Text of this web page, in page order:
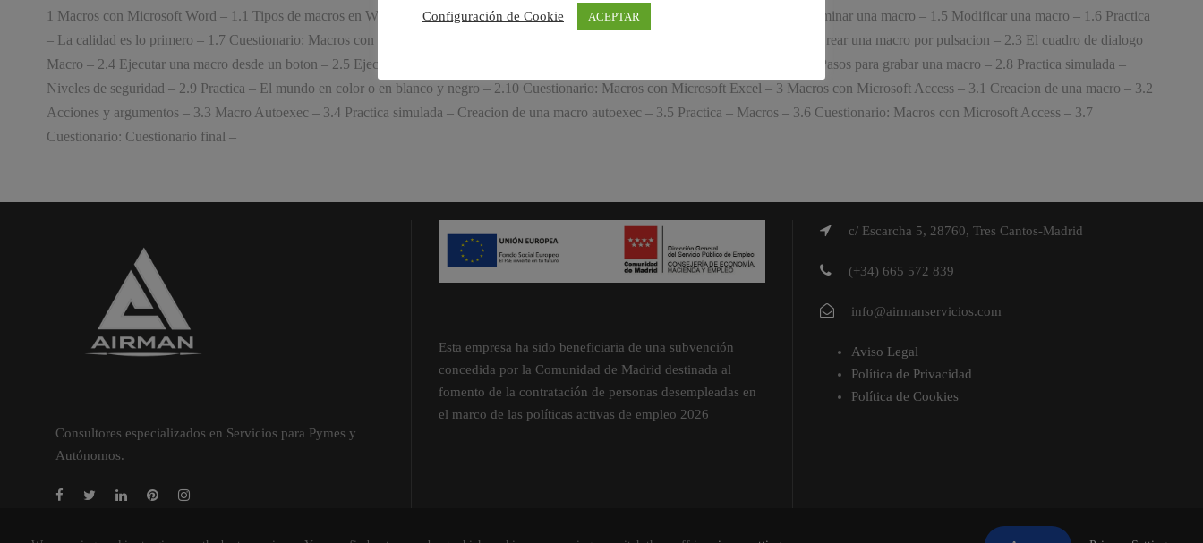
1 Macros con Microsoft Word – 1.1 Tipos de macros en Word – 1.2 Creacion de macros por pulsacion – 1.3 Ejecutar una macro – 1.4 Eliminar una macro – 1.5 Modificar una macro – 1.6 Practica
– La calidad es lo primero – 1.7 Cuestionario: Macros con Microsoft Word – 2 Macros con Microsoft Excel – 2.1 Tipos de macros – 2.2 Crear una macro por pulsacion – 2.3 El cuadro de dialogo
Macro – 2.4 Ejecutar una macro desde un boton – 2.5 Ejecutar una macro desde un menu – 2.6 Seguridad de macros – 2.7 Simulacion – Pasos para grabar una macro – 2.8 Practica simulada –
Niveles de seguridad – 2.9 Practica – El mundo en color o en blanco y negro – 2.10 Cuestionario: Macros con Microsoft Excel – 3 Macros con Microsoft Access – 3.1 Creacion de una macro – 3.2
Acciones y argumentos – 3.3 Macro Autoexec – 3.4 Practica simulada – Creacion de una macro autoexec – 3.5 Practica – Macros – 3.6 Cuestionario: Macros con Microsoft Access – 3.7
Cuestionario: Cuestionario final –
Consultores especializados en Servicios para Pymes y
Autónomos.
Esta empresa ha sido beneficiaria de una subvención
concedida por la Comunidad de Madrid destinada al
fomento de la contratación de personas desempleadas en
el marco de las políticas activas de empleo 2026
c/ Escarcha 5, 28760, Tres Cantos-Madrid
(+34) 665 572 839
info@airmanservicios.com
Aviso Legal
Política de Privacidad
Política de Cookies
Configuración de Cookie ACEPTAR